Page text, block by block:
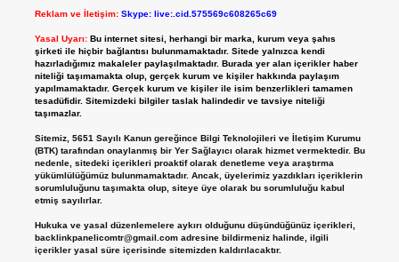
Reklam ve İletişim: Skype: live:.cid.575569c608265c69
Yasal Uyarı: Bu internet sitesi, herhangi bir marka, kurum veya şahıs
şirketi ile hiçbir bağlantısı bulunmamaktadır. Sitede yalnızca kendi
hazırladığımız makaleler paylaşılmaktadır. Burada yer alan içerikler haber
niteliği taşımamakta olup, gerçek kurum ve kişiler hakkında paylaşım
yapılmamaktadır. Gerçek kurum ve kişiler ile isim benzerlikleri tamamen
tesadüfidir. Sitemizdeki bilgiler taslak halindedir ve tavsiye niteliği
taşımazlar.
Sitemiz, 5651 Sayılı Kanun gereğince Bilgi Teknolojileri ve İletişim Kurumu
(BTK) tarafından onaylanmış bir Yer Sağlayıcı olarak hizmet vermektedir. Bu
nedenle, sitedeki içerikleri proaktif olarak denetleme veya araştırma
yükümlülüğümüz bulunmamaktadır. Ancak, üyelerimiz yazdıkları içeriklerin
sorumluluğunu taşımakta olup, siteye üye olarak bu sorumluluğu kabul
etmiş sayılırlar.
Hukuka ve yasal düzenlemelere aykırı olduğunu düşündüğünüz içerikleri,
backlinkpanelicomtr@gmail.comadresine bildirmeniz halinde, ilgili
içerikler yasal süre içerisinde sitemizden kaldırılacaktır.